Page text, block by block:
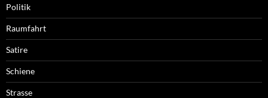
Politik
Raumfahrt
Satire
Schiene
Strasse